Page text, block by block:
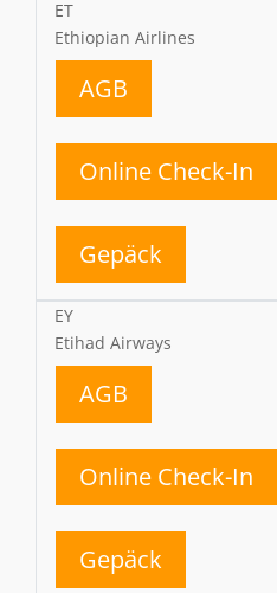
ET
Ethiopian Airlines
AGB
Online Check-In
Gepäck
EY
Etihad Airways
AGB
Online Check-In
Gepäck